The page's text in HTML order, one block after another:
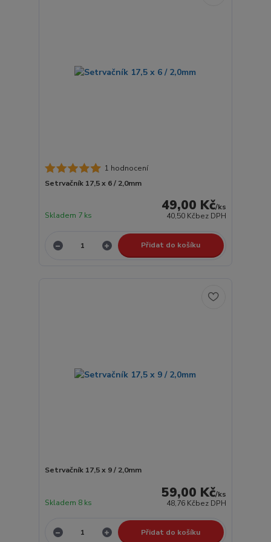
1 hodnocení
Setrvačník 17,5 x 6 / 2,0mm
49,00 Kč/ks
40,50 Kčbez DPH
Skladem 7 ks
Přidat do košíku
Setrvačník 17,5 x 9 / 2,0mm
59,00 Kč/ks
48,76 Kčbez DPH
Skladem 8 ks
Přidat do košíku